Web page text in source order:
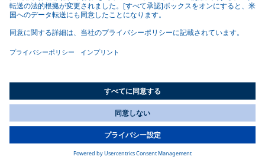
You are currently on our website forJapan. To view your local
information, please visit our website forAmerica.
All Countries